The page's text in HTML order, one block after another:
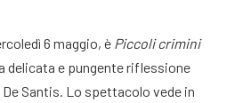
6 maggio, è Piccoli crimini
delicata e pungente riflessione
Santis. Lo spettacolo vede in